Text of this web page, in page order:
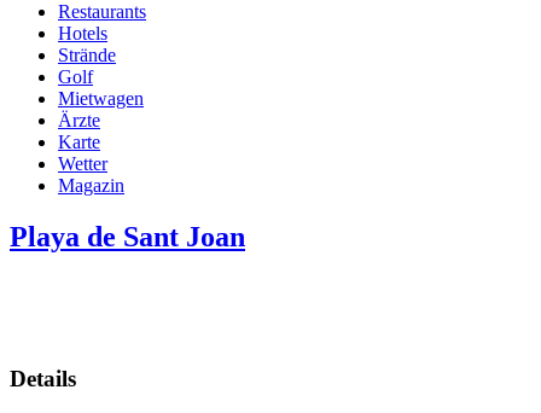
Hauptnavigation
Restaurants
Hotels
Strände
Golf
Mietwagen
Ärzte
Karte
Wetter
Magazin
Playa de Sant Joan
Details